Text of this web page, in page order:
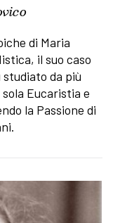
di Maria
il suo caso
studiato da più
Eucaristia e
la Passione di